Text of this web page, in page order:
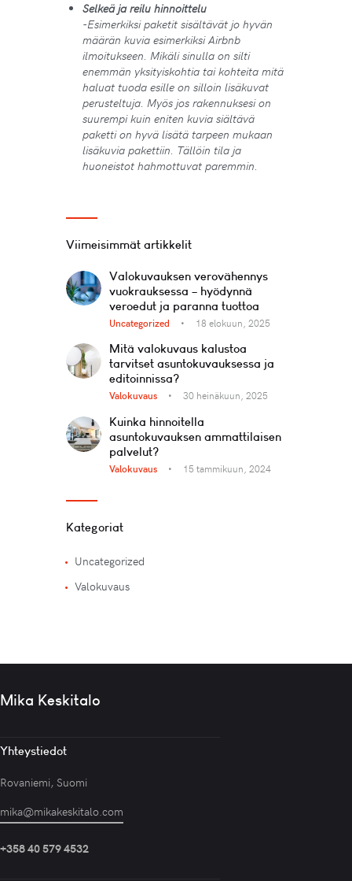
Selkeä ja reilu hinnoittelu
-Esimerkiksi paketit sisältävät jo hyvän
määrän kuvia esimerkiksi Airbnb
ilmoitukseen. Mikäli sinulla on silti
enemmän yksityiskohtia tai kohteita mitä
haluat tuoda esille on silloin lisäkuvat
perusteltuja. Myös jos rakennuksesi on
suurempi kuin eniten kuvia siältävä
paketti on hyvä lisätä tarpeen mukaan
lisäkuvia pakettiin. Tällöin tila ja
huoneistot hahmottuvat paremmin.
Viimeisimmät artikkelit
Valokuvauksen verovähennys
vuokrauksessa – hyödynnä
veroedut ja paranna tuottoa
Uncategorized 18 elokuun, 2025
Mitä valokuvaus kalustoa
tarvitset asuntokuvauksessa ja
editoinnissa?
Valokuvaus 30 heinäkuun, 2025
Kuinka hinnoitella
asuntokuvauksen ammattilaisen
palvelut?
Valokuvaus 15 tammikuun, 2024
Kategoriat
Uncategorized
Valokuvaus
Mika Keskitalo
Yhteystiedot
Rovaniemi, Suomi
mika@mikakeskitalo.com
+358 40 579 4532